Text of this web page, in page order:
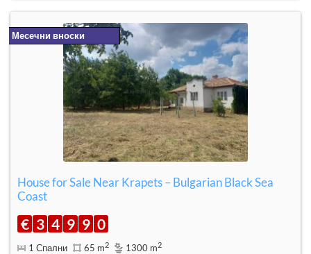
House for Sale Near Krapets – Bulgarian Black Sea
Coast
Месечни вноски
€ 3 4 9 9 0
1 Спални 65 m2 1300 m2